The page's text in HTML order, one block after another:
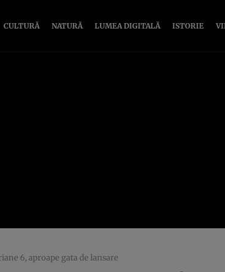
CULTURĂ NATURĂ LUMEA DIGITALĂ ISTORIE
6, aproape gata de lansare